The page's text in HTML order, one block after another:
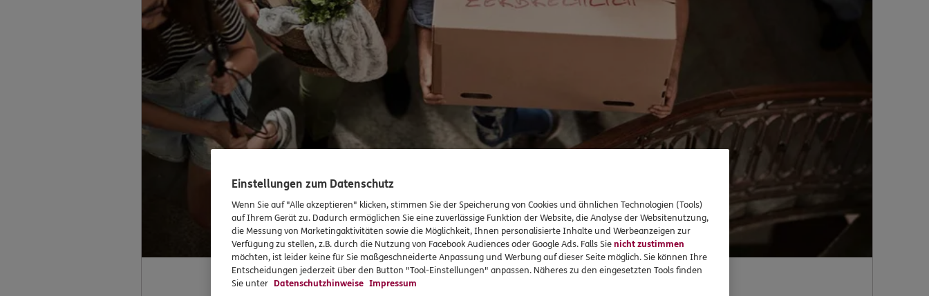
Einstellungen zum Datenschutz
Wenn Sie auf "Alle akzeptieren" klicken, stimmen Sie der Speicherung von Cookies und ähnlichen Technologien (Tools)
auf Ihrem Gerät zu. Dadurch ermöglichen Sie eine zuverlässige Funktion der Website, die Analyse der Websitenutzung,
die Messung von Marketingaktivitäten sowie die Möglichkeit, Ihnen personalisierte Inhalte und Werbeanzeigen zur
Verfügung zu stellen, z.B. durch die Nutzung von Facebook Audiences oder Google Ads. Falls Sienicht zustimmen
möchten, ist leider keine für Sie maßgeschneiderte Anpassung und Werbung auf dieser Seite möglich. Sie können Ihre
Entscheidungen jederzeit über den Button "Tool-Einstellungen" anpassen. Näheres zu den eingesetzten Tools finden
Sie unter Datenschutzhinweise Impressum